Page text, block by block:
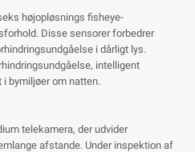
højopløsnings fisheye-
Disse sensorer forbedrer
i dårligt lys.
intelligent
bymiljøer om natten.
telekamera, der udvider
afstande. Under inspektion af